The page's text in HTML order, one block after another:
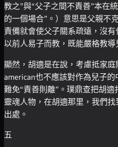
教之”與“父子之間不責善”本在
的一個場合”。）意思是父親不
責備就會使父子關系疏遠，沒
以前人易子而教，既能嚴格教
顯然，胡適是在說，考慮抵家
american也不應該對作為兒子
難免“責善則離”。璞鼎查把胡
靈魂人物，在胡適那里，我們
出處。
五